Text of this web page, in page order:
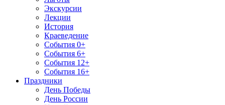
Экскурсии
Лекции
История
Краеведение
События 0+
События 6+
События 12+
События 16+
Праздники
День Победы
День России